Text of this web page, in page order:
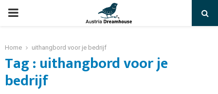
PRIMARY
Home uithangbord voor je bedrijf
Tag : uithangbord voor je
bedrijf